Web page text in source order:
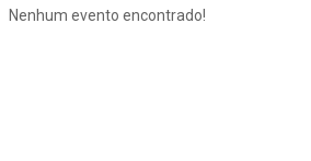
Nenhum evento encontrado!